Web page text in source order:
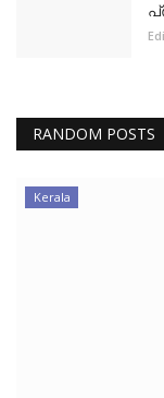
RANDOM POSTS
Kerala